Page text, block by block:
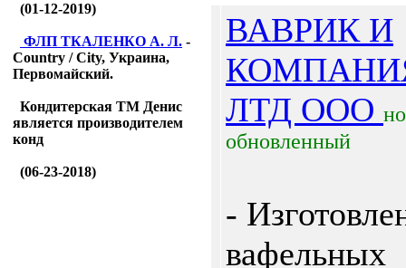
(01-12-2019)
ФЛП ТКАЛЕНКО А. Л. -
Country / City, Украина,
Первомайский.
Кондитерская ТМ Денис
является производителем
конд
(06-23-2018)
ВАВРИК И
ЛТД ООО
обновленный
-
вафельных